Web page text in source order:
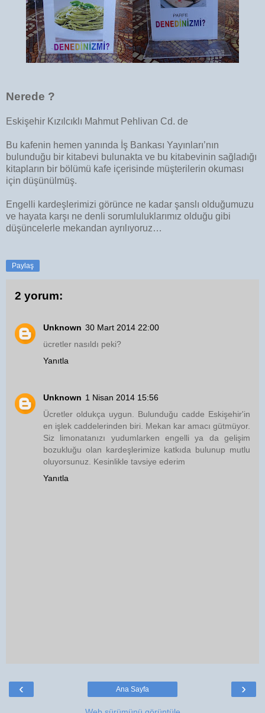
Nerede ?
Eskişehir Kızılcıklı Mahmut Pehlivan Cd. de
Bu kafenin hemen yanında İş Bankası Yayınları’nın
bulunduğu bir kitabevi bulunakta ve bu kitabevinin sağladığı
kitapların bir bölümü kafe içerisinde müşterilerin okuması
için düşünülmüş.
Engelli kardeşlerimizi görünce ne kadar şanslı olduğumuzu
ve hayata karşı ne denli sorumluluklarımız olduğu gibi
düşüncelerle mekandan ayrılıyoruz…
Paylaş
2 yorum:
Unknown 30 Mart 2014 22:00
ücretler nasıldı peki?
Yanıtla
Unknown 1 Nisan 2014 15:56
Ücretler oldukça uygun. Bulunduğu cadde Eskişehir'in
en işlek caddelerinden biri. Mekan kar amacı gütmüyor.
Siz limonatanızı yudumlarken engelli ya da gelişim
bozukluğu olan kardeşlerimize katkıda bulunup mutlu
oluyorsunuz. Kesinlikle tavsiye ederim
Yanıtla
‹ ›
Ana Sayfa